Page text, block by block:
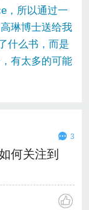
，所以通过一
琳博士送给我
什么书，而是
有太多的可能
3
何关注到